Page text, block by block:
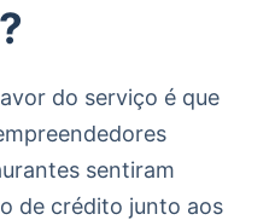
do serviço é que
sentiram
de crédito junto aos